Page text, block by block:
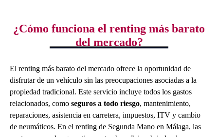
¿Cómo funciona el renting más barato
del mercado?
El renting más barato del mercado ofrece la oportunidad de
disfrutar de un vehículo sin las preocupaciones asociadas a la
propiedad tradicional. Este servicio incluye todos los gastos
relacionados, como seguros a todo riesgo, mantenimiento,
reparaciones, asistencia en carretera, impuestos, ITV y cambio
de neumáticos. En el renting de Segunda Mano en Málaga, las